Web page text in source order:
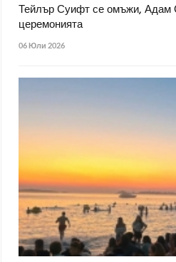
Тейлър Суифт се омъжи,
церемонията
06 Юли 2026